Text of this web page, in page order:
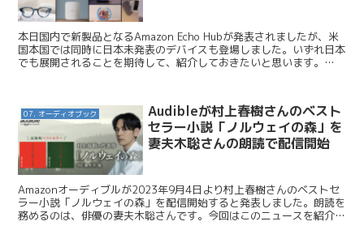
本日国内で新製品となるAmazon Echo Hubが発表されましたが、米
国本国では同時に日本未発表のデバイスも登場しました。いずれ日本
でも展開されることを期待して、紹介しておきたいと思います。
07. オーディオブック
Audibleが村上春樹さんのベスト
セラー小説「ノルウェイの森」を
妻夫木聡さんの朗読で配信開始
Amazonオーディブルが2023年9月4日より村上春樹さんのベストセ
ラー小説「ノルウェイの森」を配信開始すると発表しました。朗読を
務めるのは、俳優の妻夫木聡さんです。今回はこのニュースを紹介し